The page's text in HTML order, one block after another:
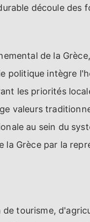
découle des
de la
politique intègre
les priorités
valeurs
au sein du
la Grèce par la
tourisme,